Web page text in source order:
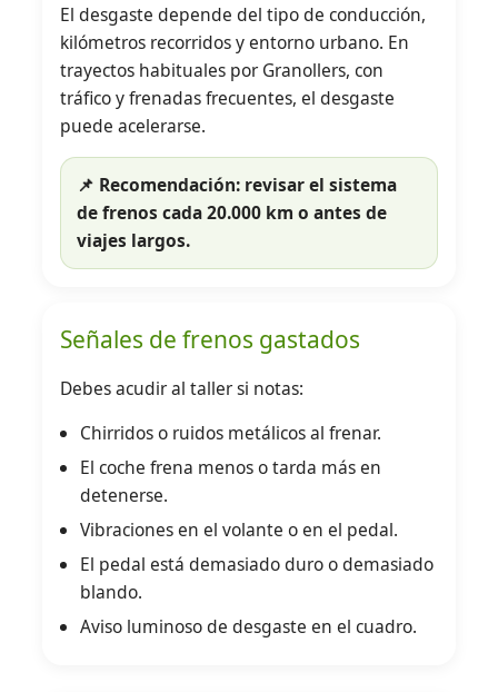
El desgaste depende del tipo de conducción,
kilómetros recorridos y entorno urbano. En
trayectos habituales por Granollers, con
tráfico y frenadas frecuentes, el desgaste
puede acelerarse.
📌 Recomendación: revisar el sistema
de frenos cada20.000 km o antes de
viajes largos.
Señales de frenos gastados
Debes acudir al taller si notas:
Chirridos o ruidos metálicos al frenar.
El coche frena menos o tarda más en
detenerse.
Vibraciones en el volante o en el pedal.
El pedal está demasiado duro o demasiado
blando.
Aviso luminoso de desgaste en el cuadro.